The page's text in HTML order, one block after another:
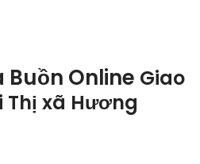
Buồn Online Giao
Thị xã Hương